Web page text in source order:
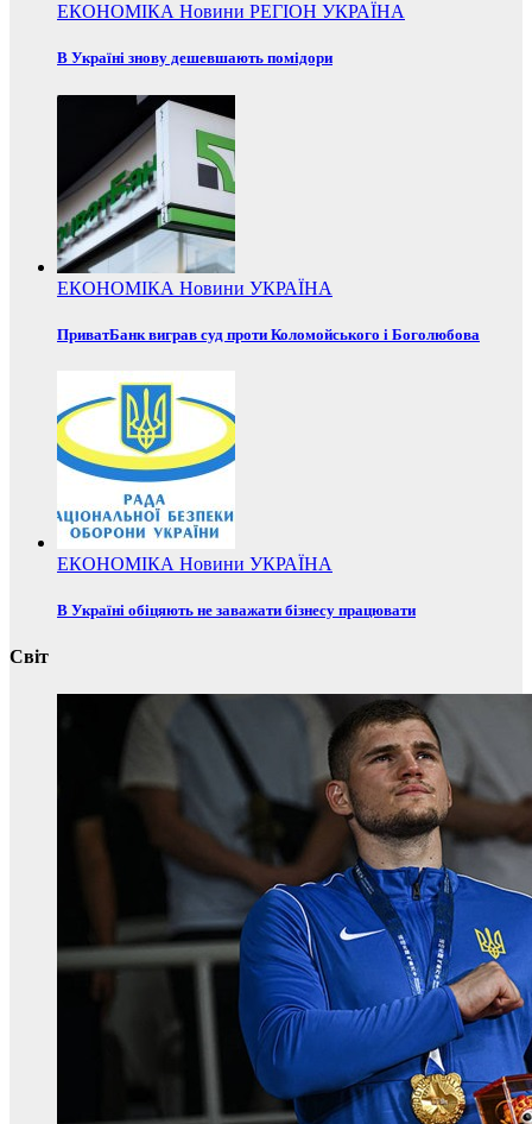
ЕКОНОМІКА Новини РЕГІОН УКРАЇНА
В Україні знову дешевшають помідори
ЕКОНОМІКА Новини УКРАЇНА
ПриватБанк виграв суд проти Коломойського і Боголюбова
ЕКОНОМІКА Новини УКРАЇНА
В Україні обіцяють не заважати бізнесу працювати
Світ